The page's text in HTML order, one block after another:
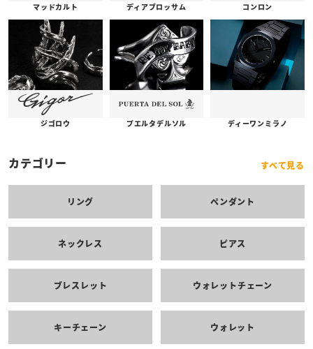
マッドカルト ディアブロッサム コンロン
ジゴロウ プエルタデルソル ディーワンミラノ
カテゴリー すべて見る
リング ペンダント
ネックレス ピアス
ブレスレット ウォレットチェーン
キーチェーン ウォレット